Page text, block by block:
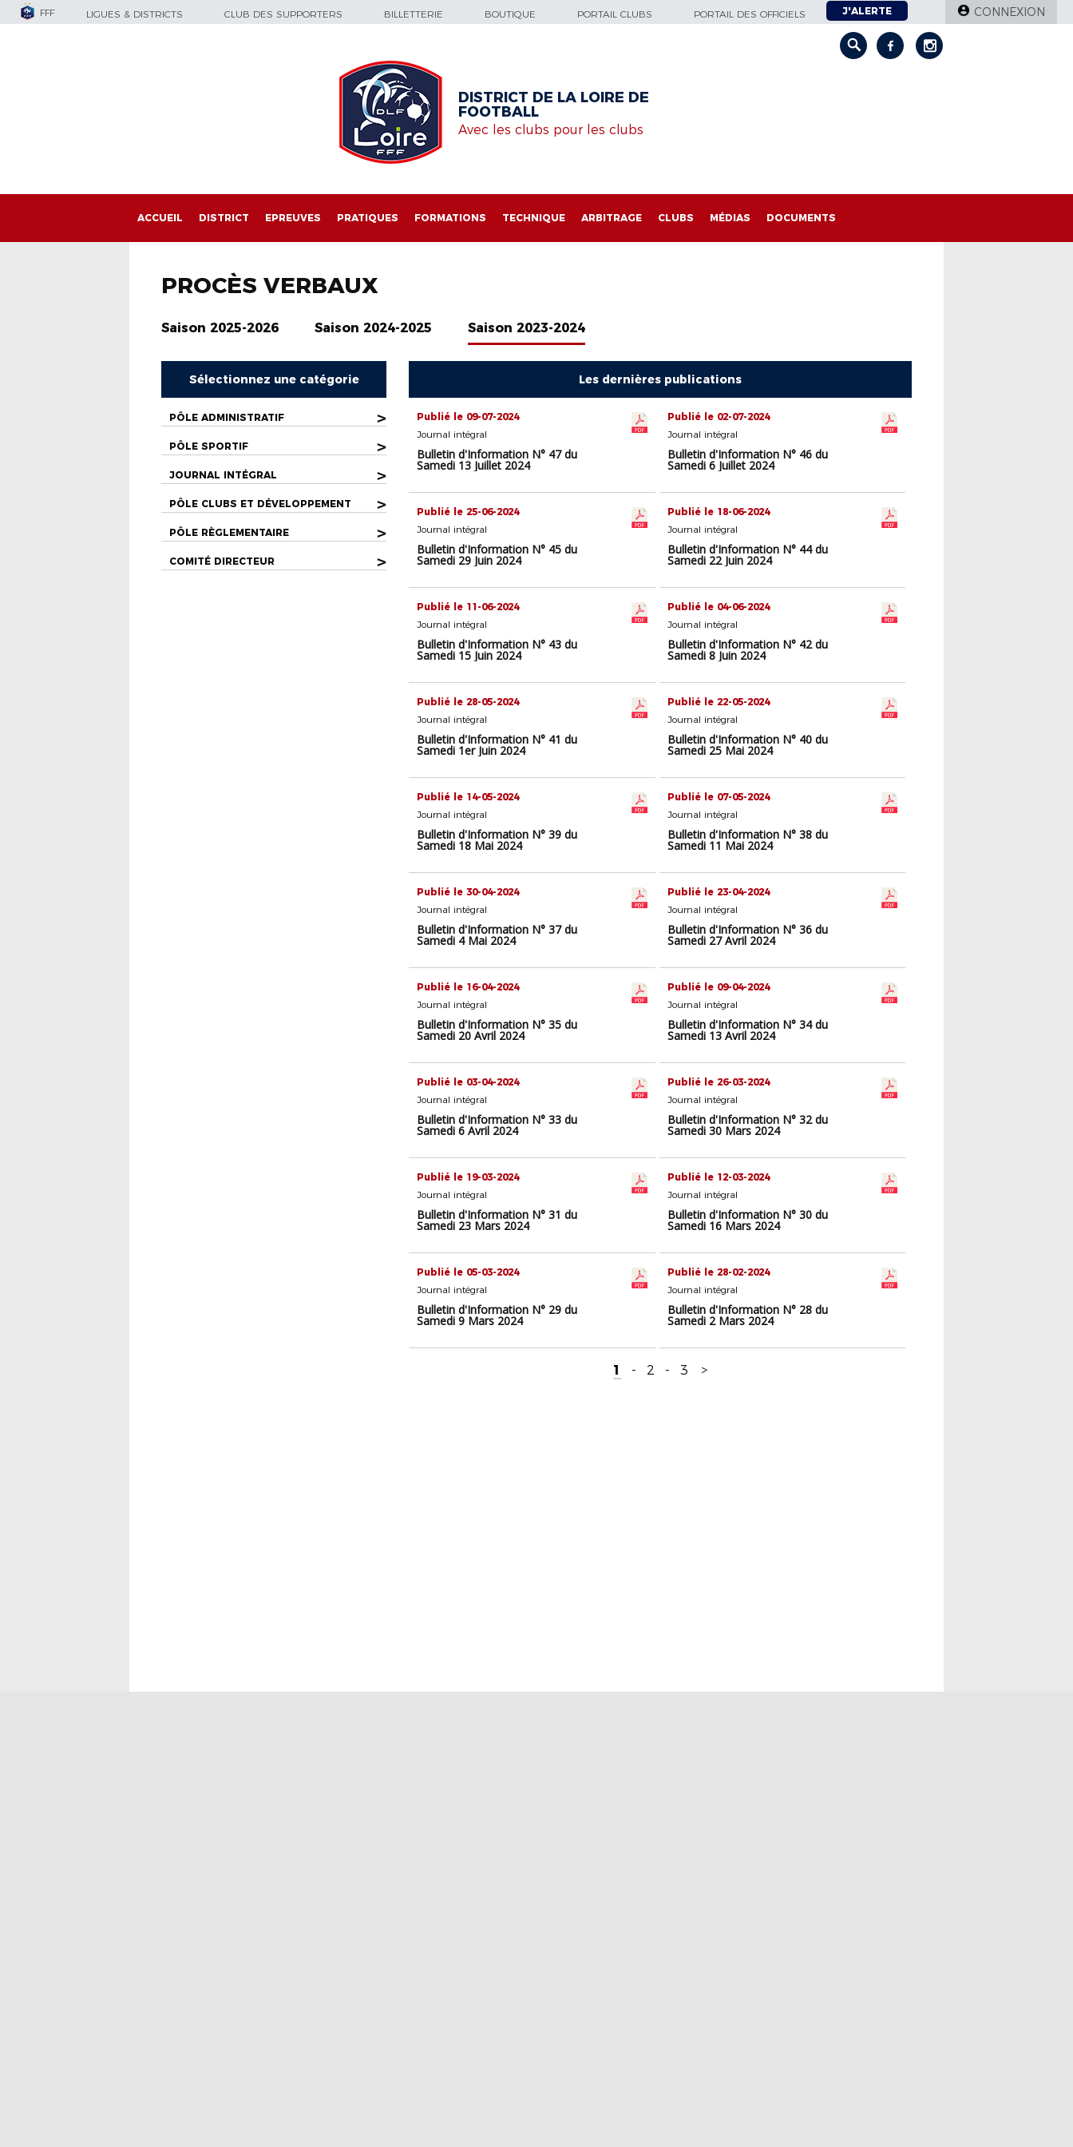
FFF LIGUES & DISTRICTS CLUB DES SUPPORTERS BILLETTERIE BOUTIQUE PORTAIL CLUBS PORTAIL DES OFFICIELS J'ALERTE CONNEXION
DISTRICT DE LA LOIRE DE
FOOTBALL
Avec les clubs pour les clubs
ACCUEIL DISTRICT EPREUVES PRATIQUES FORMATIONS TECHNIQUE ARBITRAGE CLUBS MÉDIAS DOCUMENTS
PROCÈS VERBAUX
Saison 2025-2026 Saison 2024-2025 Saison 2023-2024
Sélectionnez une catégorie
PÔLE ADMINISTRATIF >
PÔLE SPORTIF >
JOURNAL INTÉGRAL >
PÔLE CLUBS ET DÉVELOPPEMENT >
PÔLE RÈGLEMENTAIRE >
COMITÉ DIRECTEUR >
Les dernières publications
Publié le 09-07-2024
Journal intégral
Bulletin d'Information N° 47 du
Samedi 13 Juillet 2024
Publié le 02-07-2024
Journal intégral
Bulletin d'Information N° 46 du
Samedi 6 Juillet 2024
Publié le 25-06-2024
Journal intégral
Bulletin d'Information N° 45 du
Samedi 29 Juin 2024
Publié le 18-06-2024
Journal intégral
Bulletin d'Information N° 44 du
Samedi 22 Juin 2024
Publié le 11-06-2024
Journal intégral
Bulletin d'Information N° 43 du
Samedi 15 Juin 2024
Publié le 04-06-2024
Journal intégral
Bulletin d'Information N° 42 du
Samedi 8 Juin 2024
Publié le 28-05-2024
Journal intégral
Bulletin d'Information N° 41 du
Samedi 1er Juin 2024
Publié le 22-05-2024
Journal intégral
Bulletin d'Information N° 40 du
Samedi 25 Mai 2024
Publié le 14-05-2024
Journal intégral
Bulletin d'Information N° 39 du
Samedi 18 Mai 2024
Publié le 07-05-2024
Journal intégral
Bulletin d'Information N° 38 du
Samedi 11 Mai 2024
Publié le 30-04-2024
Journal intégral
Bulletin d'Information N° 37 du
Samedi 4 Mai 2024
Publié le 23-04-2024
Journal intégral
Bulletin d'Information N° 36 du
Samedi 27 Avril 2024
Publié le 16-04-2024
Journal intégral
Bulletin d'Information N° 35 du
Samedi 20 Avril 2024
Publié le 09-04-2024
Journal intégral
Bulletin d'Information N° 34 du
Samedi 13 Avril 2024
Publié le 03-04-2024
Journal intégral
Bulletin d'Information N° 33 du
Samedi 6 Avril 2024
Publié le 26-03-2024
Journal intégral
Bulletin d'Information N° 32 du
Samedi 30 Mars 2024
Publié le 19-03-2024
Journal intégral
Bulletin d'Information N° 31 du
Samedi 23 Mars 2024
Publié le 12-03-2024
Journal intégral
Bulletin d'Information N° 30 du
Samedi 16 Mars 2024
Publié le 05-03-2024
Journal intégral
Bulletin d'Information N° 29 du
Samedi 9 Mars 2024
Publié le 28-02-2024
Journal intégral
Bulletin d'Information N° 28 du
Samedi 2 Mars 2024
1 - 2 - 3 >